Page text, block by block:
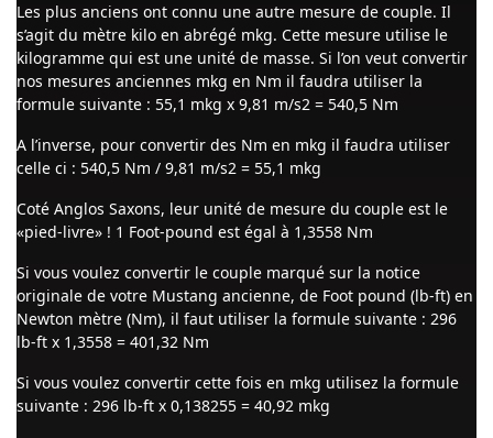
Les plus anciens ont connu une autre mesure de couple. Il
s’agit du mètre kilo en abrégé mkg. Cette mesure utilise le
kilogramme qui est une unité de masse. Si l’on veut convertir
nos mesures anciennes mkg en Nm il faudra utiliser la
formule suivante : 55,1 mkg x 9,81 m/s2 = 540,5 Nm
A l’inverse, pour convertir des Nm en mkg il faudra utiliser
celle ci : 540,5 Nm / 9,81 m/s2 = 55,1 mkg
Coté Anglos Saxons, leur unité de mesure du couple est le
«pied-livre» ! 1 Foot-pound est égal à 1,3558 Nm
Si vous voulez convertir le couple marqué sur la notice
originale de votre Mustang ancienne, de Foot pound (lb-ft) en
Newton mètre (Nm), il faut utiliser la formule suivante : 296
lb-ft x 1,3558 = 401,32 Nm
Si vous voulez convertir cette fois en mkg utilisez la formule
suivante : 296 lb-ft x 0,138255 = 40,92 mkg